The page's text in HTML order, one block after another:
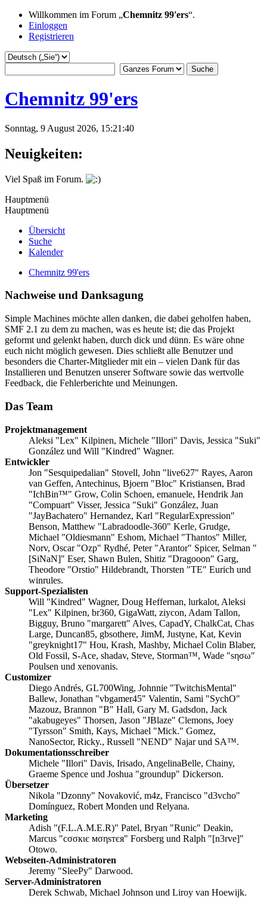
Willkommen im Forum „Chemnitz 99'ers“.
Einloggen
Registrieren
Chemnitz 99'ers
Sonntag, 9 August 2026, 15:21:40
Neuigkeiten:
Viel Spaß im Forum.
Hauptmenü
Hauptmenü
Übersicht
Suche
Kalender
Chemnitz 99'ers
Nachweise und Danksagung
Simple Machines möchte allen danken, die dabei geholfen haben,
SMF 2.1 zu dem zu machen, was es heute ist; die das Projekt
geformt und gelenkt haben, durch dick und dünn. Es wäre ohne
euch nicht möglich gewesen. Dies schließt alle Benutzer und
besonders die Charter-Mitglieder mit ein – vielen Dank für das
Installieren und Benutzen unserer Software sowie das wertvolle
Feedback, die Fehlerberichte und Meinungen.
Das Team
Projektmanagement
Aleksi "Lex" Kilpinen, Michele "Illori" Davis, Jessica "Suki"
González und Will "Kindred" Wagner.
Entwickler
Jon "Sesquipedalian" Stovell, John "live627" Rayes, Aaron
van Geffen, Antechinus, Bjoern "Bloc" Kristiansen, Brad
"IchBin™" Grow, Colin Schoen, emanuele, Hendrik Jan
"Compuart" Visser, Jessica "Suki" González, Juan
"JayBachatero" Hernandez, Karl "RegularExpression"
Benson, Matthew "Labradoodle-360" Kerle, Grudge,
Michael "Oldiesmann" Eshom, Michael "Thantos" Miller,
Norv, Oscar "Ozp" Rydhé, Peter "Arantor" Spicer, Selman "
[SiNaN]" Eser, Shawn Bulen, Shitiz "Dragooon" Garg,
Theodore "Orstio" Hildebrandt, Thorsten "TE" Eurich und
winrules.
Support-Spezialisten
Will "Kindred" Wagner, Doug Heffernan, lurkalot, Aleksi
"Lex" Kilpinen, br360, GigaWatt, ziycon, Adam Tallon,
Bigguy, Bruno "margarett" Alves, CapadY, ChalkCat, Chas
Large, Duncan85, gbsothere, JimM, Justyne, Kat, Kevin
"greyknight17" Hou, Krash, Mashby, Michael Colin Blaber,
Old Fossil, S-Ace, shadav, Steve, Storman™, Wade "sησω"
Poulsen und xenovanis.
Customizer
Diego Andrés, GL700Wing, Johnnie "TwitchisMental"
Ballew, Jonathan "vbgamer45" Valentin, Sami "SychO"
Mazouz, Brannon "B" Hall, Gary M. Gadsdon, Jack
"akabugeyes" Thorsen, Jason "JBlaze" Clemons, Joey
"Tyrsson" Smith, Kays, Michael "Mick." Gomez,
NanoSector, Ricky., Russell "NEND" Najar und SA™.
Dokumentationsschreiber
Michele "Illori" Davis, Irisado, AngelinaBelle, Chainy,
Graeme Spence und Joshua "groundup" Dickerson.
Übersetzer
Nikola "Dzonny" Novaković, m4z, Francisco "d3vcho"
Domínguez, Robert Monden und Relyana.
Marketing
Adish "(F.L.A.M.E.R)" Patel, Bryan "Runic" Deakin,
Marcus "cσσкιє мσηѕтєя" Forsberg und Ralph "[n3rve]"
Otowo.
Webseiten-Administratoren
Jeremy "SleePy" Darwood.
Server-Administratoren
Derek Schwab, Michael Johnson und Liroy van Hoewijk.